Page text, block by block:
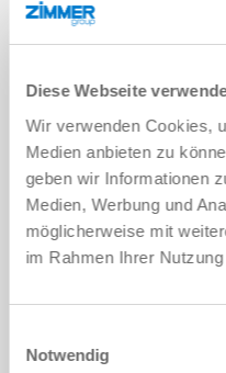
Diese Webseite
Wir verwenden Cookies,
Medien anbieten zu
geben wir Informationen
Medien, Werbung und
möglicherweise mit
im Rahmen Ihrer
Notwendig
LWR50F-00-05-A
LWR50F-00-06-A